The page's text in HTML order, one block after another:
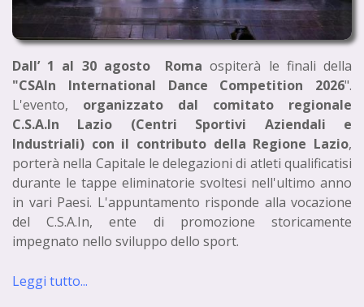
Dall’ 1 al 30 agosto Roma ospiterà le finali della
"CSAIn International Dance Competition 2026".
L'evento, organizzato dal comitato regionale
C.S.A.In Lazio (Centri Sportivi Aziendali e
Industriali) con il contributo della Regione Lazio,
porterà nella Capitale le delegazioni di atleti qualificatisi
durante le tappe eliminatorie svoltesi nell'ultimo anno
in vari Paesi. L'appuntamento risponde alla vocazione
del C.S.A.In, ente di promozione storicamente
impegnato nello sviluppo dello sport.
Leggi tutto...